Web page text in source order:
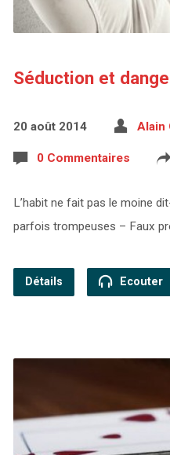
Séduction et
20 août 2014 Alain
0 Commentaires
L’habit ne fait pas le moine
parfois trompeuses – Faux
Détails Ecouter